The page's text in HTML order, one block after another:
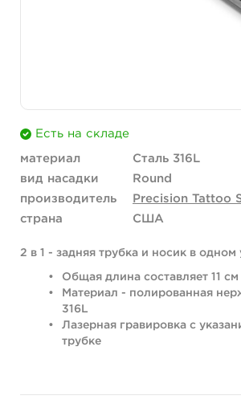
Есть на складе
материал
Сталь 316L
вид насадки
Round
производитель
Precision Tattoo
страна
США
2 в 1 - задняя трубка и носик в одном
Общая длина составляет 11
Материал - полированная
316L
Лазерная гравировка с
трубке
Подходит для игл спаянных кругом -